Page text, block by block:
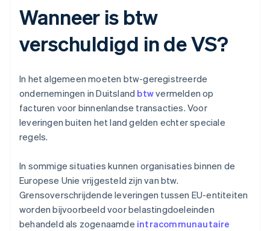
Wanneer is btw
verschuldigd in de VS?
In het algemeen moeten btw-geregistreerde
ondernemingen in Duitsland btwvermelden op
facturen voor binnenlandse transacties. Voor
leveringen buiten het land gelden echter speciale
regels.
In sommige situaties kunnen organisaties binnen de
Europese Unie vrijgesteld zijn van btw.
Grensoverschrijdende leveringen tussen EU-entiteiten
worden bijvoorbeeld voor belastingdoeleinden
behandeld als zogenaamde intracommunautaire